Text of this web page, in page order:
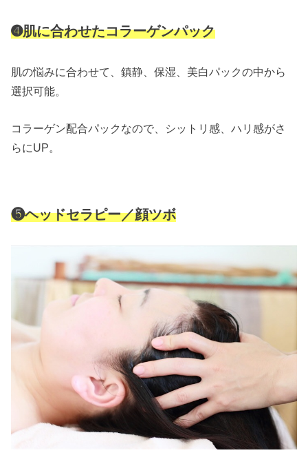
➍肌に合わせたコラーゲンパック
肌の悩みに合わせて、鎮静、保湿、 美白パックの中から
選択可能。
コラーゲン配合パックなので、シットリ感、ハリ感がさ
らにUP。
❺ヘッドセラピー／顔ツボ